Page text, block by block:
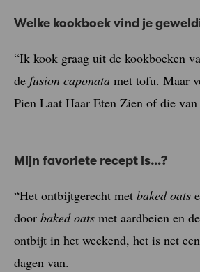
Welke kookboek vind je
“Ik kook graag uit de kookboeken
de fusion caponata met tofu. Maar
Pien Laat Haar Eten Zien of die
Mijn favoriete recept is…?
“Het ontbijtgerecht met baked oats
door baked oats met aardbeien en
ontbijt in het weekend, het is net
dagen van.